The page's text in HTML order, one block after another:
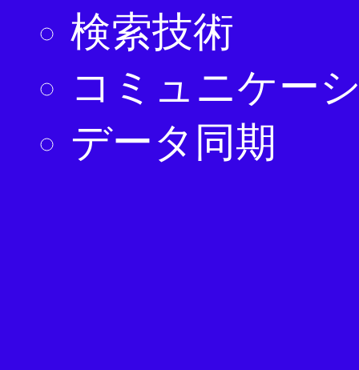
検索技術
コミュニケー
データ同期